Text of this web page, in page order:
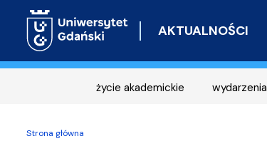
AKTUALNOŚCI
życie akademickie wydarzenia
Strona główna